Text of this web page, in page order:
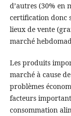
d’autres (30% en
certification donc
lieux de vente
marché
Les produits
marché à cause
problèmes
facteurs
consommation